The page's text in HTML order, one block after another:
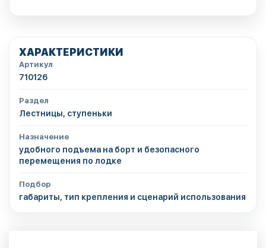
ХАРАКТЕРИСТИКИ
Артикул
710126
Раздел
Лестницы, ступеньки
Назначение
удобного подъема на борт и безопасного
перемещения по лодке
Подбор
габариты, тип крепления и сценарий использования